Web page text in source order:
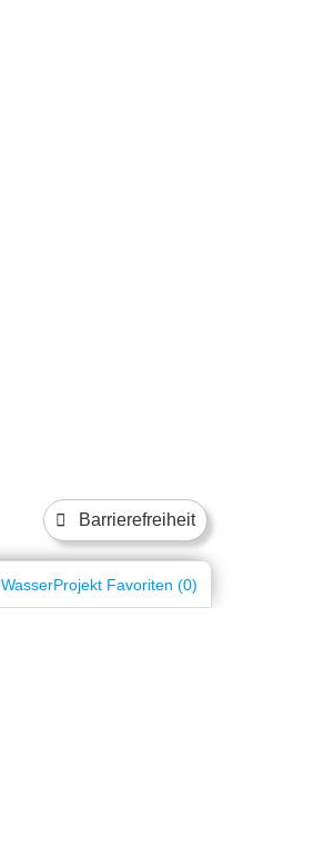
Barrierefreiheit
WasserProjekt Favoriten (0)